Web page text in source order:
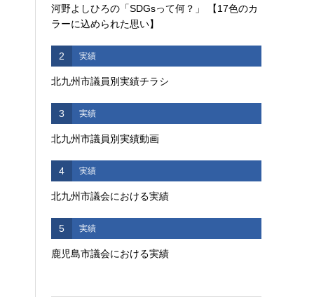
河野よしひろの「SDGsって何？」 【17色のカ
ラーに込められた思い】
2 実績
北九州市議員別実績チラシ
3 実績
北九州市議員別実績動画
4 実績
北九州市議会における実績
5 実績
鹿児島市議会における実績